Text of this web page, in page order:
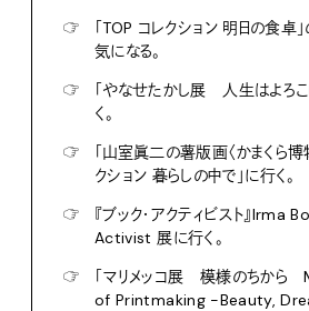
☞
「TOP コレクション 明日の食卓
気になる。
☞
「やなせたかし展 人生はよろこ
く。
☞
「山室眞二の薯版画〈かまくら
クション 暮らしの中で」に行く。
☞
『ブック・アクティビスト』Irma
Activist 展に行く。
☞
「マリメッコ展 模様のちか
of Printmaking -Beauty,